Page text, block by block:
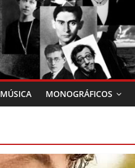
MÚSICA MONOGRÁFICOS